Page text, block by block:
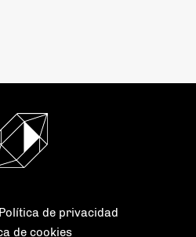
Política de privacidad
de cookies